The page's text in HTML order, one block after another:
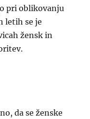
pri oblikovanju
letih se je
žensk in
da se ženske